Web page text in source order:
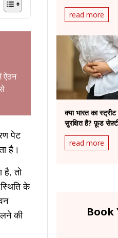
ऐंठन
पेट
है।
है, तो
के
की
Standard for
Health
read more
क्या भारत का
सुरक्षित है? फ़ूड
read more